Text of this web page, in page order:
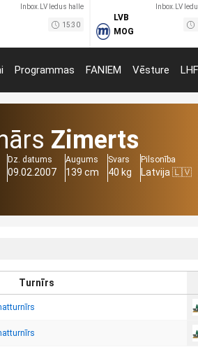
Inbox.LV ledus halle
15:30
Inbox.LV
LVB
MOG
Programmas FANIEM Vēsture LHF
Zimerts
Dz. datums
09.02.2007
Augums
139 cm
Svars
40 kg
Pilsonība
Latvija 🇱🇻
Turnīrs